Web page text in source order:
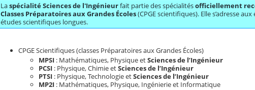
Laspécialité Sciences de l'Ingénieurfait partie des spécialitésofficiellement
Classes Préparatoires aux Grandes Écoles(CPGE scientifiques). Elle s’adresse
études scientifiques longues.
CPGE Scientifiques (classes Préparatoires aux Grandes Écoles)
MPSI : Mathématiques, Physique etSciences de l’Ingénieur
PCSI : Physique, Chimie etSciences de l’Ingénieur
PTSI : Physique, Technologie etSciences de l’Ingénieur
MP2I : Mathématiques, Physique, Ingénierie et Informatique